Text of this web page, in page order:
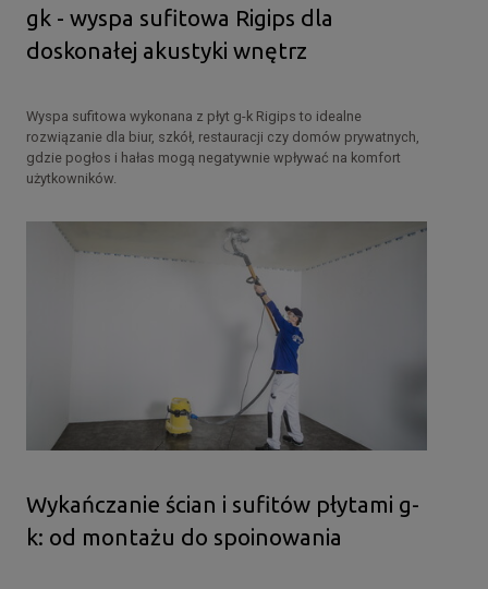
gk - wyspa sufitowa Rigips dla
doskonałej akustyki wnętrz
Wyspa sufitowa wykonana z płyt g-k Rigips to idealne
rozwiązanie dla biur, szkół, restauracji czy domów prywatnych,
gdzie pogłos i hałas mogą negatywnie wpływać na komfort
użytkowników.
Wykańczanie ścian i sufitów płytami g-
k: od montażu do spoinowania